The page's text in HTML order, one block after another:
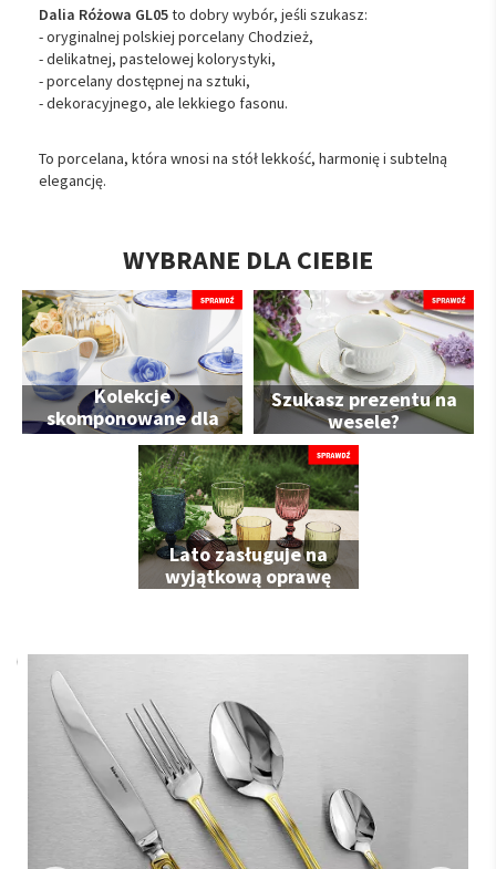
Dalia Różowa GL05to dobry wybór, jeśli szukasz:
- oryginalnej polskiej porcelany Chodzież,
- delikatnej, pastelowej kolorystyki,
- porcelany dostępnej na sztuki,
- dekoracyjnego, ale lekkiego fasonu.
To porcelana, która wnosi na stół lekkość, harmonię i subtelną
elegancję.
WYBRANE DLA CIEBIE
Kolekcje
skomponowane dla
Ciebie
Szukasz prezentu na
wesele?
Lato zasługuje na
wyjątkową oprawę